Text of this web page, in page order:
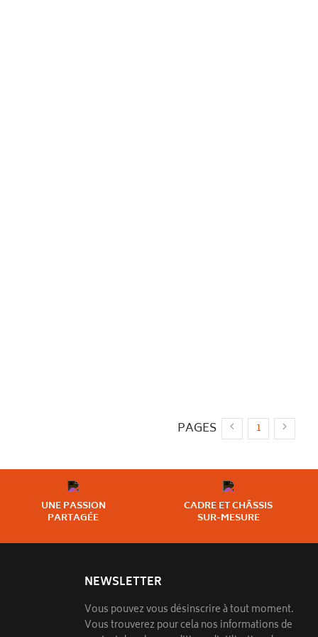
PAGES  1 
UNE PASSION
PARTAGÉE
CADRE ET CHÂSSIS
SUR-MESURE
NEWSLETTER
Vous pouvez vous désinscrire à tout moment.
Vous trouverez pour cela nos informations de